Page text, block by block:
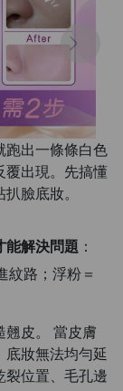
跑出一條條白色
覆出現。先搞懂
臉底妝。
能解決問題 ：
紋路；浮粉＝
翹皮。 當皮膚
妝無法均勻延
裂位置、毛孔邊